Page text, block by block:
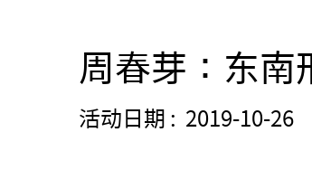
周春芽：东南
活动日期 : 2019-10-26